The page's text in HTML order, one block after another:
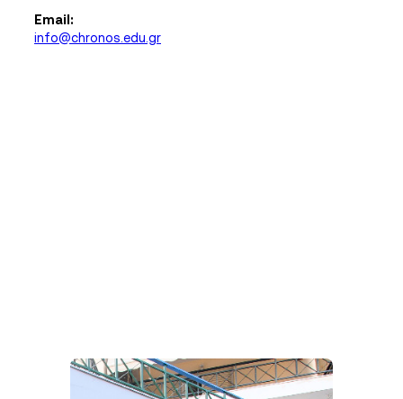
Email:
info@chronos.edu.gr